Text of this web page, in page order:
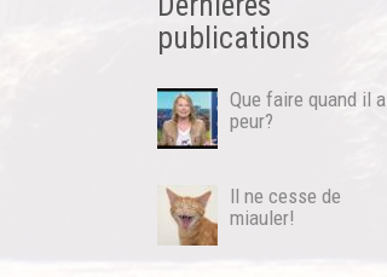
publications
Que faire quand il a
peur?
Il ne cesse de
miauler!